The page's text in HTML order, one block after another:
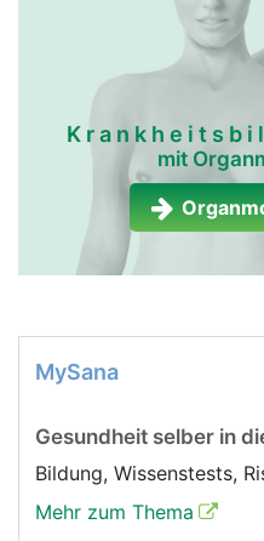
mit
MySana
Gesundheit selber in
Bildung, Wissenstests,
Mehr zum Thema